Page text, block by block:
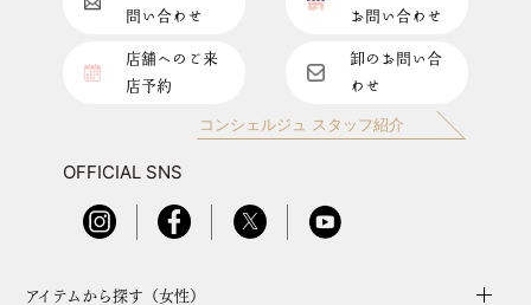
問い合わせ
お問い合わせ
店舗へのご来
店予約
卸のお問い合
わせ
コンシェルジュ スタッフ紹介
OFFICIAL SNS
アイテムから探す（女性）